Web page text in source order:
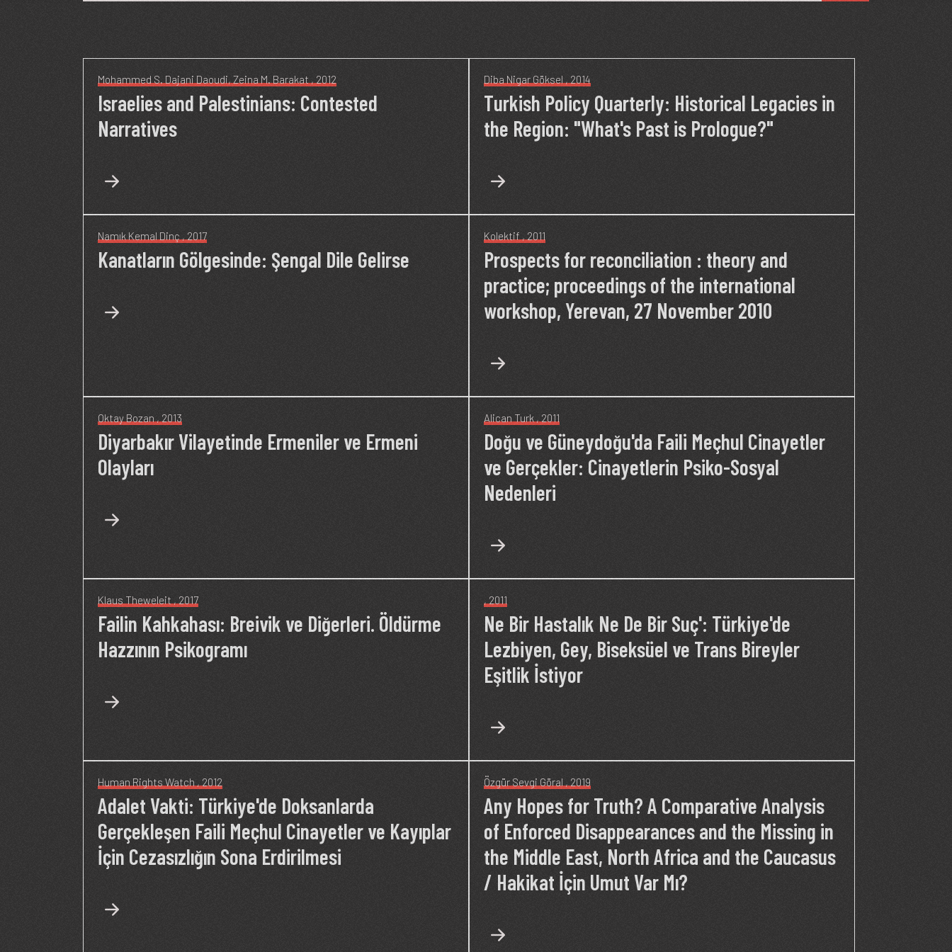
Mohammed S. Dajani Daoudi, Zeina M. Barakat , 2012
Israelies and Palestinians: Contested
Narratives
Diba Nigar Göksel , 2014
Turkish Policy Quarterly: Historical Legacies in
the Region: "What's Past is Prologue?"
Namık Kemal Dinç , 2017
Kanatların Gölgesinde: Şengal Dile Gelirse
Kolektif , 2011
Prospects for reconciliation : theory and
practice; proceedings of the international
workshop, Yerevan, 27 November 2010
Oktay Bozan , 2013
Diyarbakır Vilayetinde Ermeniler ve Ermeni
Olayları
Alican Turk , 2011
Doğu ve Güneydoğu'da Faili Meçhul Cinayetler
ve Gerçekler: Cinayetlerin Psiko-Sosyal
Nedenleri
Klaus Theweleit , 2017
Failin Kahkahası: Breivik ve Diğerleri. Öldürme
Hazzının Psikogramı
, 2011
Ne Bir Hastalık Ne De Bir Suç': Türkiye'de
Lezbiyen, Gey, Biseksüel ve Trans Bireyler
Eşitlik İstiyor
Human Rights Watch , 2012
Adalet Vakti: Türkiye'de Doksanlarda
Gerçekleşen Faili Meçhul Cinayetler ve Kayıplar
İçin Cezasızlığın Sona Erdirilmesi
Özgür Sevgi Göral , 2019
Any Hopes for Truth? A Comparative Analysis
of Enforced Disappearances and the Missing in
the Middle East, North Africa and the Caucasus
/ Hakikat İçin Umut Var Mı?